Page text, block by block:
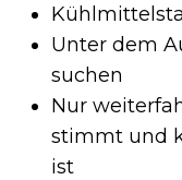
Unter dem
suchen
Nur
stimmt und
ist